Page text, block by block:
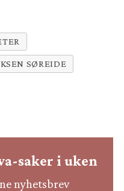
SØREIDE
saker i uken
nyhetsbrev